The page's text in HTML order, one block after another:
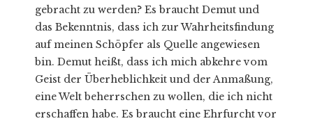
gebracht zu werden? Es braucht Demut und
das Bekenntnis, dass ich zur Wahrheitsfindung
auf meinen Schöpfer als Quelle angewiesen
bin. Demut heißt, dass ich mich abkehre vom
Geist der Überheblichkeit und der Anmaßung,
eine Welt beherrschen zu wollen, die ich nicht
erschaffen habe. Es braucht eine Ehrfurcht vor